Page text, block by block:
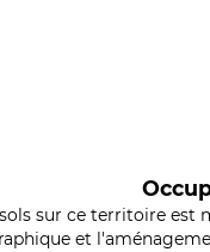
sur ce territoire est
et